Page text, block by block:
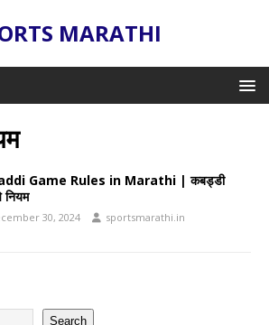
MARATHI
Game Rules in Marathi | कबड्डी
30, 2024 sportsmarathi.in
Search